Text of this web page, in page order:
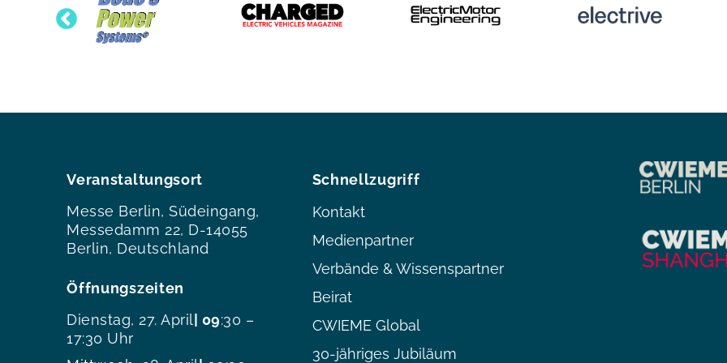
Veranstaltungsort
Messe Berlin, Südeingang,
Messedamm 22, D-14055
Berlin, Deutschland
Öffnungszeiten
Dienstag, 27. April | 09:30 –
17:30 Uhr
Schnellzugriff
Kontakt
Medienpartner
Verbände & Wissenspartner
Beirat
CWIEME Global
30-jähriges Jubiläum